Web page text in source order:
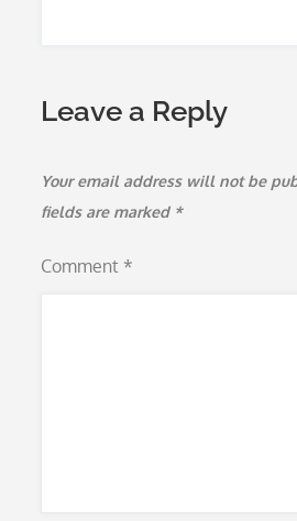
Leave a Reply
Your email address will not be
fields are marked *
Comment *